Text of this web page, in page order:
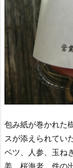
包み紙が巻かれた
スが添えられてい
ベツ、人参、玉ね
姜、桜海老。件の